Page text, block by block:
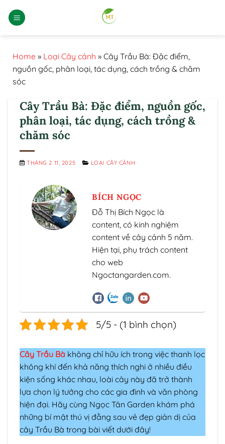
qua
Home » Loại Cây cảnh » Cây Trầu Bà: Đặc điểm,
nguồn gốc, phân loại, tác dụng, cách trồng & chăm
sóc
Cây Trầu Bà: Đặc điểm, nguồn gốc,
phân loại, tác dụng, cách trồng &
chăm sóc
THÁNG 2 11, 2025 LOẠI CÂY CẢNH
BÍCH NGỌC
Đỗ Thị Bích Ngọc là
content, có kinh nghiệm
content về cây cảnh 5 năm.
Hiện tại, phụ trách content
cho web
Ngoctangarden.com.
5/5 - (1 bình chọn)
Cây Trầu Bà không chỉ hữu ích trong việc thanh lọc
không khí đến khả năng thích nghi ở nhiều điều
kiện sống khác nhau, loài cây này đã trở thành
lựa chọn lý tưởng cho các gia đình và văn phòng
hiện đại. Hãy cùng Ngọc Tân Garden khám phá
những bí mật thú vị đằng sau vẻ đẹp giản dị của
cây Trầu Bà trong bài viết dưới đây!